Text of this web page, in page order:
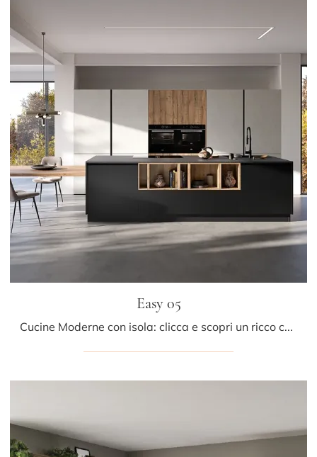
Easy 05
Cucine Moderne con isola: clicca e scopri un ricco catalogo di soluzioni del brand Ar-due, tra cui il modello Easy 05.